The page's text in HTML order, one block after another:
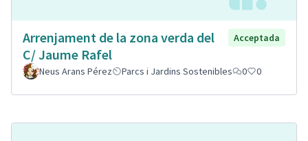
Arrenjament de la zona verda del
C/ Jaume Rafel
Acceptada
Neus Arans Pérez Parcs i Jardins Sostenibles 0 0